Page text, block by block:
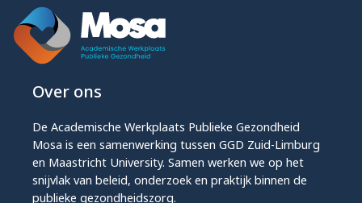
Over ons
De Academische Werkplaats Publieke Gezondheid
Mosa is een samenwerking tussen GGD Zuid-Limburg
en Maastricht University. Samen werken we op het
snijvlak van beleid, onderzoek en praktijk binnen de
publieke gezondheidszorg.